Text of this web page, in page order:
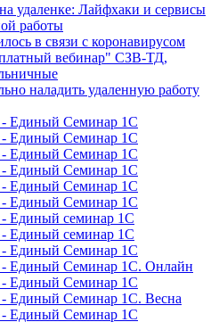
удаленке: Лайфхаки и сервисы
работы
в связи с коронавирусом
вебинар" СЗВ-ТД,
наладить удаленную работу
- Единый Семинар 1С
- Единый Семинар 1С
- Единый Семинар 1С
- Единый Семинар 1С
- Единый Семинар 1С
- Единый Семинар 1С
- Единый семинар 1С
- Единый семинар 1С
- Единый Семинар 1С
- Единый Семинар 1С. Онлайн
- Единый Семинар 1С
- Единый Семинар 1С. Весна
- Единый Семинар 1С